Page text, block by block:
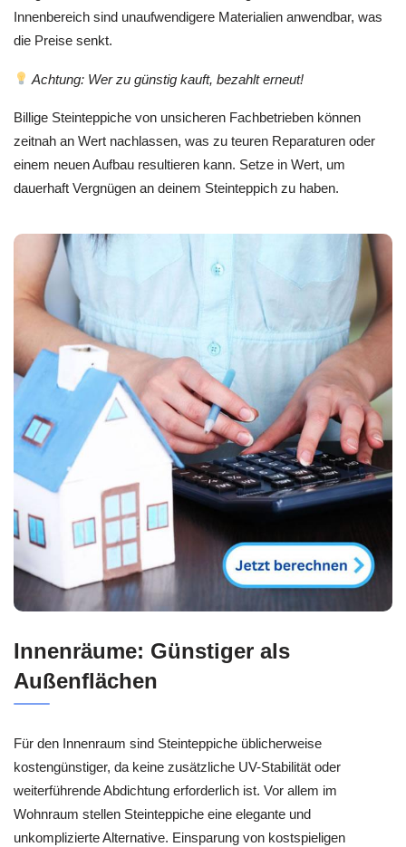
Innenbereich sind unaufwendigere Materialien anwendbar, was
die Preise senkt.
Achtung: Wer zu günstig kauft, bezahlt erneut!
Billige Steinteppiche von unsicheren Fachbetrieben können
zeitnah an Wert nachlassen, was zu teuren Reparaturen oder
einem neuen Aufbau resultieren kann. Setze in Wert, um
dauerhaft Vergnügen an deinem Steinteppich zu haben.
Innenräume: Günstiger als
Außenflächen
Für den Innenraum sind Steinteppiche üblicherweise
kostengünstiger, da keine zusätzliche UV-Stabilität oder
weiterführende Abdichtung erforderlich ist. Vor allem im
Wohnraum stellen Steinteppiche eine elegante und
unkomplizierte Alternative. Einsparung von kostspieligen